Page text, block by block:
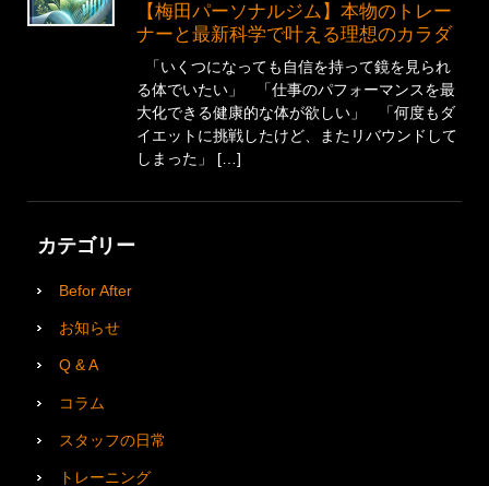
【梅田パーソナルジム】本物のトレー
ナーと最新科学で叶える理想のカラダ
「いくつになっても自信を持って鏡を見られ
る体でいたい」 「仕事のパフォーマンスを最
大化できる健康的な体が欲しい」 「何度もダ
イエットに挑戦したけど、またリバウンドして
しまった」 […]
カテゴリー
Befor After
お知らせ
Q & A
コラム
スタッフの日常
トレーニング